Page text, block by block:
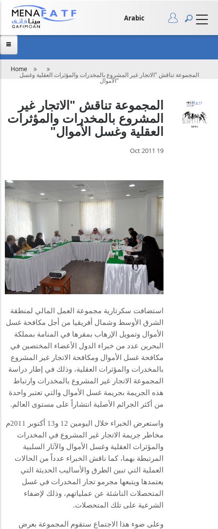
Skip
main
content Arabic
Breadcrumb
Home
المجموعة تناقش "الاتجار غير المشروع بالمخدرات والمؤثرات العقلية وغسل
الأموال"
المجموعة تناقش "الاتجار غير
المشروع بالمخدرات والمؤثرات
العقلية وغسل الأموال"
19 Oct 2011
استضافت سكرتارية مجموعة العمل المالي لمنطقة
الشرق الأوسط وشمال أفريقيا من أجل مكافحة غسل
الأموال وتمويل الإرهاب بمقرها في المنامة بمملكة
البحرين عدد من خبراء الدول الأعضاء المختصين في
مكافحة غسل الأموال ومكافحة الاتجار غير المشروع
بالمخدرات والمؤثرات العقلية، وذلك في إطار دراسة
المجموعة الاتجار غير المشروع بالمخدرات وارتباط
هذه الجريمة بجريمة غسل الأموال والتي تعتبر واحدة
من أكثر الجرائم الأصلية انتشاراً على مستوى العالم.
واستعرض الخبراء خلال اليومين 12 و13 أكتوبر 2011م
مخاطر جريمة الاتجار غير المشروع في المخدرات
والمؤثرات العقلية وغسل الأموال والآثار السلبية
المرتبطة بهما، كما ناقش الخبراء عدداً من الحالات
العملية التي تبين الطرق والأساليب الحديثة التي
يعتمدها ويتبعها مجرمو تجار المخدرات في غسل
المتحصلات الناشئة عن عملياتهم، وذلك لإضفاء
الشرعية على تلك المتحصلات.
وعلى ضوء هذا الاجتماع ستقوم المجموعة بعرض